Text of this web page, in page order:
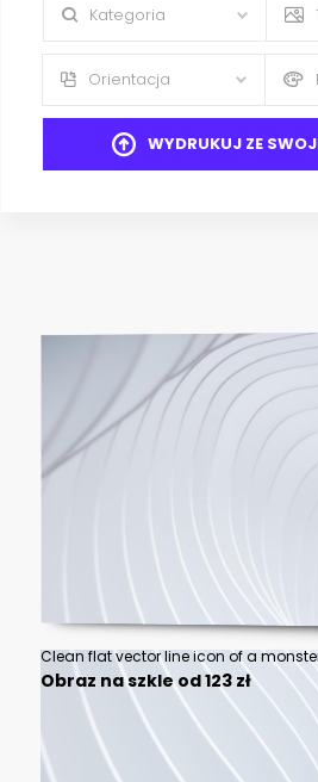
Kategoria
Orientacja
WYDRUKUJ ZE
Obraz na szkle od 123 zł